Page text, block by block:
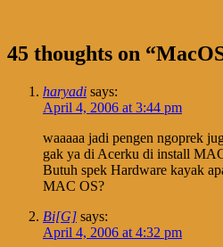
45 thoughts on “
haryadi says:
April 4, 2006 at 3:44 pm
waaaaa jadi pengen ngoprek
gak ya di Acerku di install
Butuh spek Hardware kayak
MAC OS?
Bi[G] says:
April 4, 2006 at 4:32 pm